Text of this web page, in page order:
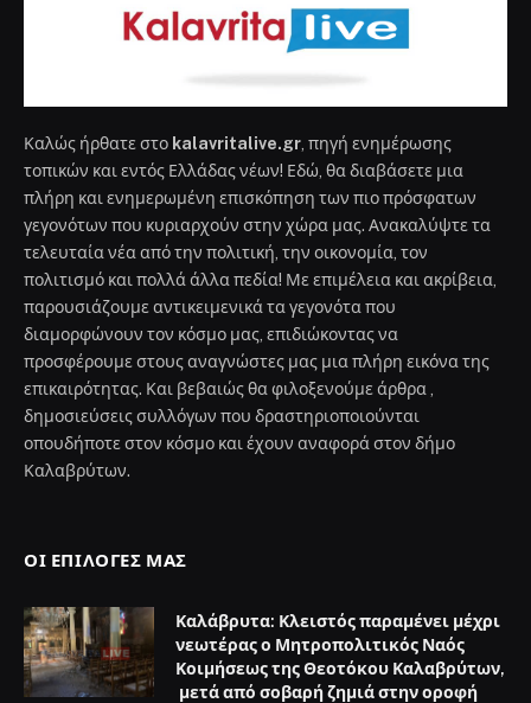
Καλώς ήρθατε στο kalavritalive.gr , πηγή ενημέρωσης
τοπικών και εντός Ελλάδας νέων! Εδώ, θα διαβάσετε μια
πλήρη και ενημερωμένη επισκόπηση των πιο πρόσφατων
γεγονότων που κυριαρχούν στην χώρα μας. Ανακαλύψτε τα
τελευταία νέα από την πολιτική, την οικονομία, τον
πολιτισμό και πολλά άλλα πεδία! Με επιμέλεια και ακρίβεια,
παρουσιάζουμε αντικειμενικά τα γεγονότα που
διαμορφώνουν τον κόσμο μας, επιδιώκοντας να
προσφέρουμε στους αναγνώστες μας μια πλήρη εικόνα της
επικαιρότητας. Και βεβαιώς θα φιλοξενούμε άρθρα ,
δημοσιεύσεις συλλόγων που δραστηριοποιούνται
οπουδήποτε στον κόσμο και έχουν αναφορά στον δήμο
Καλαβρύτων.
ΟΙ ΕΠΙΛΟΓΈΣ ΜΑΣ
Καλάβρυτα: Κλειστός παραμένει μέχρι
νεωτέρας ο Μητροπολιτικός Ναός
Κοιμήσεως της Θεοτόκου Καλαβρύτων,
μετά από σοβαρή ζημιά στην οροφή